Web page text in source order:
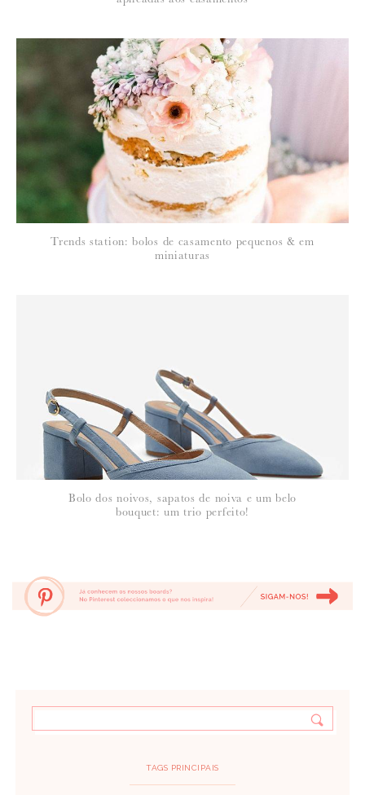
Para saber como tratamos e protegemos os seus dados, leia a nossa
política de privacidade
Trends station: bolos de casamento pequenos & em
miniaturas
Bolo dos noivos, sapatos de noiva e um belo
bouquet: um trio perfeito!
TAGS PRINCIPAIS